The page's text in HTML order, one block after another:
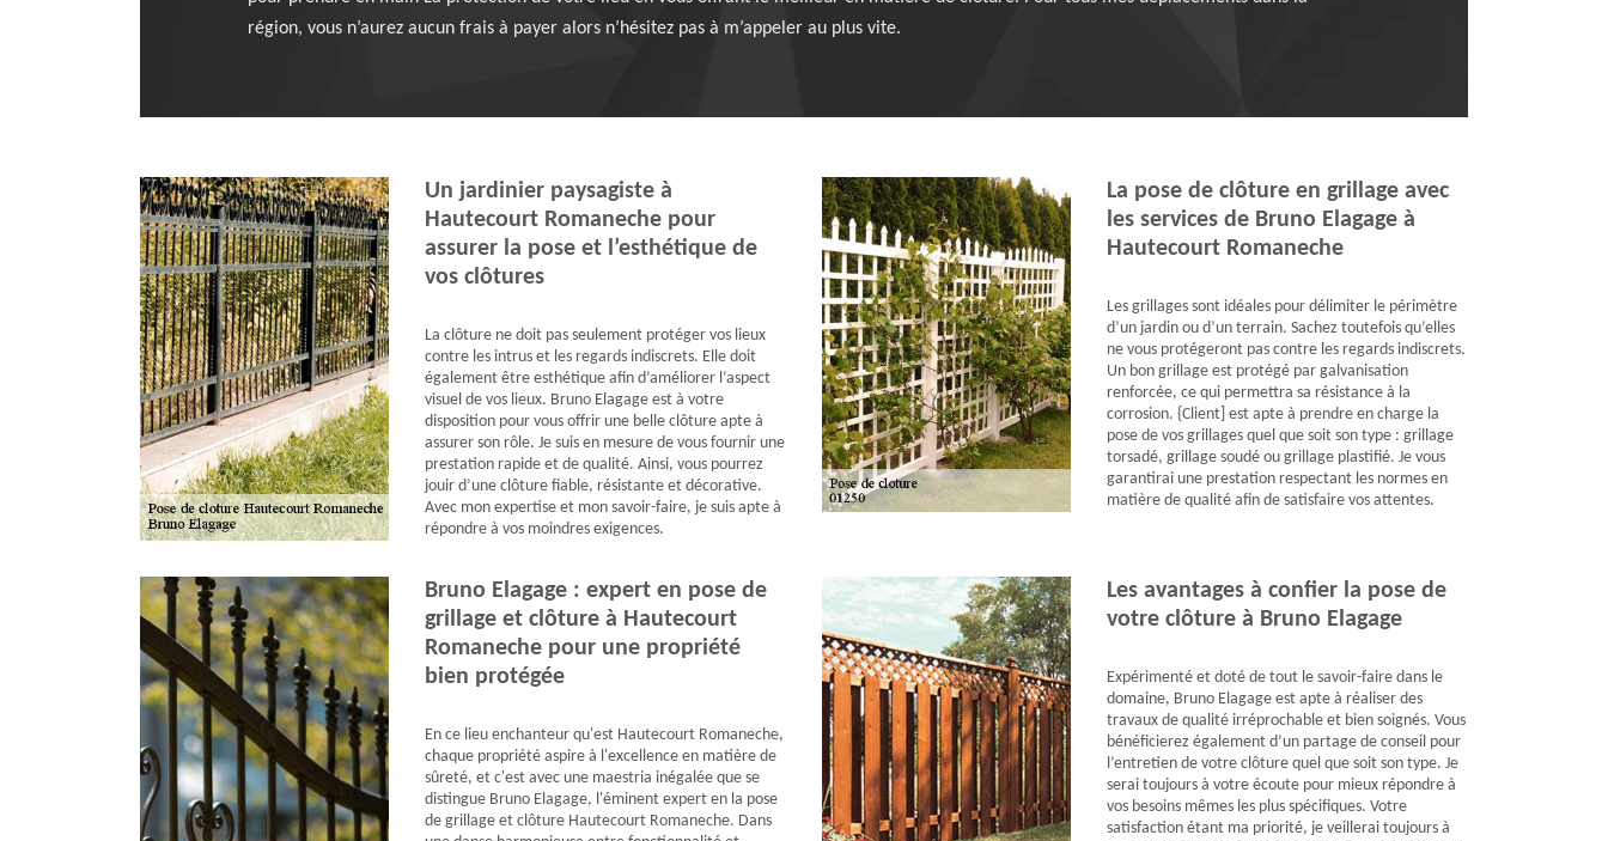
région, vous n’aurez aucun frais à payer alors n’hésitez pas à m’appeler au plus vite.
Un jardinier paysagiste à
Hautecourt Romaneche pour
assurer la pose et l’esthétique de
vos clôtures
La clôture ne doit pas seulement protéger vos lieux
contre les intrus et les regards indiscrets. Elle doit
également être esthétique afin d’améliorer l’aspect
visuel de vos lieux. Bruno Elagage est à votre
disposition pour vous offrir une belle clôture apte à
assurer son rôle. Je suis en mesure de vous fournir une
prestation rapide et de qualité. Ainsi, vous pourrez
jouir d’une clôture fiable, résistante et décorative.
Avec mon expertise et mon savoir-faire, je suis apte à
répondre à vos moindres exigences.
La pose de clôture en grillage avec
les services de Bruno Elagage à
Hautecourt Romaneche
Les grillages sont idéales pour délimiter le périmètre
d’un jardin ou d’un terrain. Sachez toutefois qu’elles
ne vous protégeront pas contre les regards indiscrets.
Un bon grillage est protégé par galvanisation
renforcée, ce qui permettra sa résistance à la
corrosion. {Client] est apte à prendre en charge la
pose de vos grillages quel que soit son type : grillage
torsadé, grillage soudé ou grillage plastifié. Je vous
garantirai une prestation respectant les normes en
matière de qualité afin de satisfaire vos attentes.
Bruno Elagage : expert en pose de
grillage et clôture à Hautecourt
Romaneche pour une propriété
bien protégée
En ce lieu enchanteur qu'est Hautecourt Romaneche,
chaque propriété aspire à l'excellence en matière de
sûreté, et c'est avec une maestria inégalée que se
distingue Bruno Elagage, l'éminent expert en la pose
de grillage et clôture Hautecourt Romaneche. Dans
Les avantages à confier la pose de
votre clôture à Bruno Elagage
Expérimenté et doté de tout le savoir-faire dans le
domaine, Bruno Elagage est apte à réaliser des
travaux de qualité irréprochable et bien soignés. Vous
bénéficierez également d’un partage de conseil pour
l’entretien de votre clôture quel que soit son type. Je
serai toujours à votre écoute pour mieux répondre à
vos besoins mêmes les plus spécifiques. Votre
satisfaction étant ma priorité, je veillerai toujours à